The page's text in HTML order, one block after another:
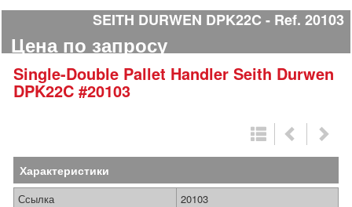
SEITH DURWEN DPK22C Ref. 20103
Цена по запросу
Single-Double Pallet Handler Seith Durwen
DPK22C #20103
Характеристики
Ссылка
20103